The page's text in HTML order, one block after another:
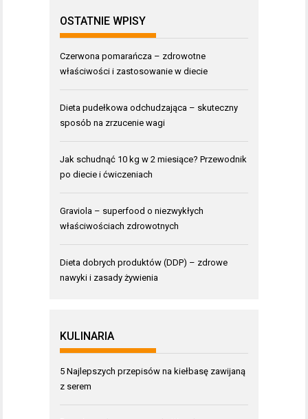
OSTATNIE WPISY
Czerwona pomarańcza – zdrowotne
właściwości i zastosowanie w diecie
Dieta pudełkowa odchudzająca – skuteczny
sposób na zrzucenie wagi
Jak schudnąć 10 kg w 2 miesiące? Przewodnik
po diecie i ćwiczeniach
Graviola – superfood o niezwykłych
właściwościach zdrowotnych
Dieta dobrych produktów (DDP) – zdrowe
nawyki i zasady żywienia
KULINARIA
5 Najlepszych przepisów na kiełbasę zawijaną
z serem